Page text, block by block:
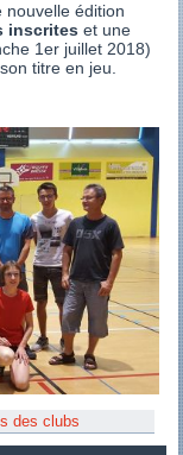
nouvelle édition
inscrites et une
1er juillet 2018)
titre en jeu.
des clubs